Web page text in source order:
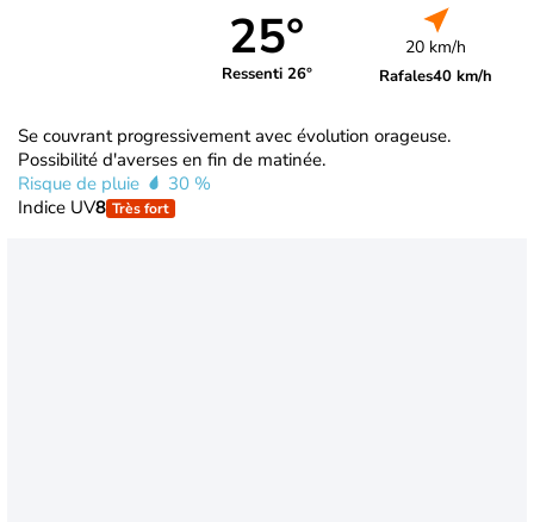
25°
Ressenti 26°
20 km/h
Rafales40 km/h
Se couvrant progressivement avec évolution orageuse.
Possibilité d'averses en fin de matinée.
Risque de pluie
30 %
Indice UV8 Très fort